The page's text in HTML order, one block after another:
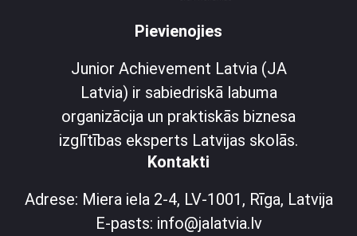
Pievienojies
Junior Achievement Latvia (JA
Latvia) ir sabiedriskā labuma
organizācija un praktiskās biznesa
izglītības eksperts Latvijas skolās.
Kontakti
Adrese: Miera iela 2-4, LV-1001, Rīga, Latvija
E-pasts: info@jalatvia.lv